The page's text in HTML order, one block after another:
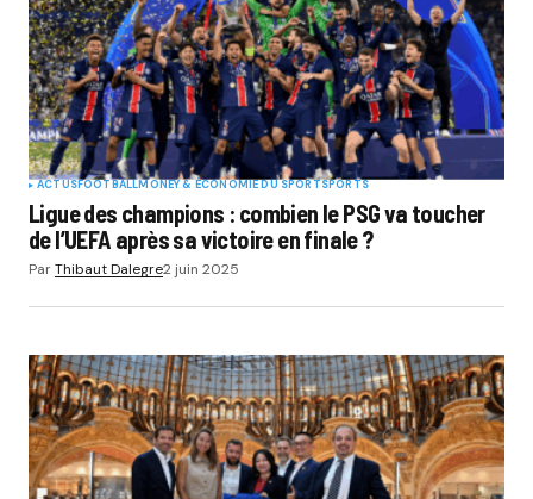
ACTUSFOOTBALLMONEY & ÉCONOMIE DU SPORTSPORTS
Ligue des champions : combien le PSG va toucher
de l’UEFA après sa victoire en finale ?
ParThibaut Dalegre2 juin 2025